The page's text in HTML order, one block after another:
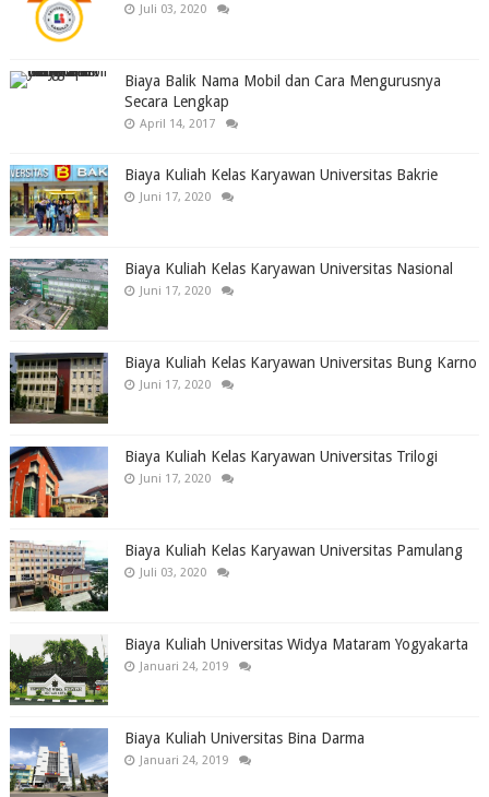
Juli 03, 2020
Biaya Balik Nama Mobil dan Cara Mengurusnya
Secara Lengkap
April 14, 2017
Biaya Kuliah Kelas Karyawan Universitas Bakrie
Juni 17, 2020
Biaya Kuliah Kelas Karyawan Universitas Nasional
Juni 17, 2020
Biaya Kuliah Kelas Karyawan Universitas Bung Karno
Juni 17, 2020
Biaya Kuliah Kelas Karyawan Universitas Trilogi
Juni 17, 2020
Biaya Kuliah Kelas Karyawan Universitas Pamulang
Juli 03, 2020
Biaya Kuliah Universitas Widya Mataram Yogyakarta
Januari 24, 2019
Biaya Kuliah Universitas Bina Darma
Januari 24, 2019